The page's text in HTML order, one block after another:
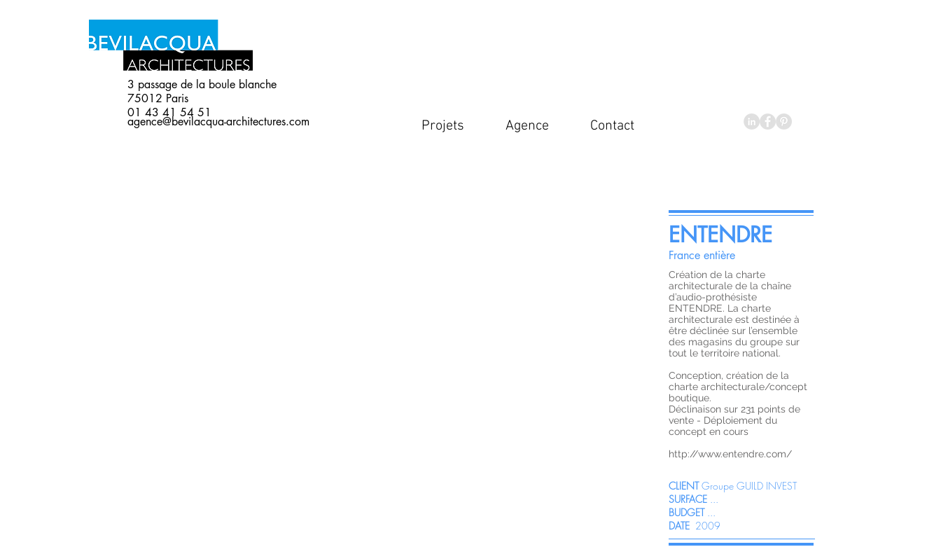
3 passage de la boule blanche
75012 Paris
01 43 41 54 51
agence@bevilacqua-architectures.com Projets Agence Contact
ENTENDRE
France entière
Création de la charte
architecturale de la chaîne
d’audio-prothésiste
ENTENDRE. La charte
architecturale est destinée à
être déclinée sur l’ensemble
des magasins du groupe sur
tout le territoire national.
Conception, création de la
charte architecturale/concept
boutique.
Déclinaison sur 231 points de
vente - Déploiement du
concept en cours
http://www.entendre.com/
CLIENTGroupe GUILD INVEST
SURFACE ...
BUDGET...
DATE 2009